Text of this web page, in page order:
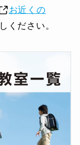
お近くの
ください。